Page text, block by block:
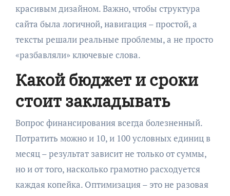
красивым дизайном. Важно, чтобы структура
сайта была логичной, навигация – простой, а
тексты решали реальные проблемы, а не просто
«разбавляли» ключевые слова.
Какой бюджет и сроки
стоит закладывать
Вопрос финансирования всегда болезненный.
Потратить можно и 10, и 100 условных единиц в
месяц – результат зависит не только от суммы,
но и от того, насколько грамотно расходуется
каждая копейка. Оптимизация – это не разовая